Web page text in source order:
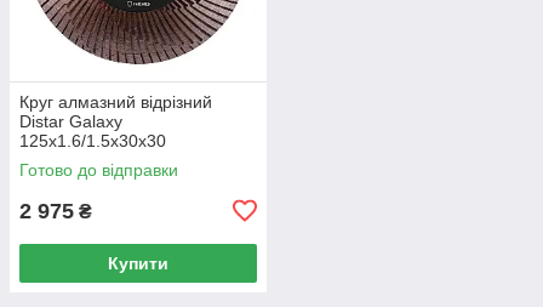
Круг алмазний вiдрiзний
Distar Galaxy
125x1.6/1.5x30x30
Готово до відправки
2 975 ₴
Купити